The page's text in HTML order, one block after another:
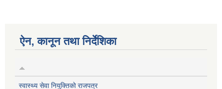
ऐन, कानून तथा निर्देशिका
स्वास्थ्य सेवा नियुक्तिको राजपत्र